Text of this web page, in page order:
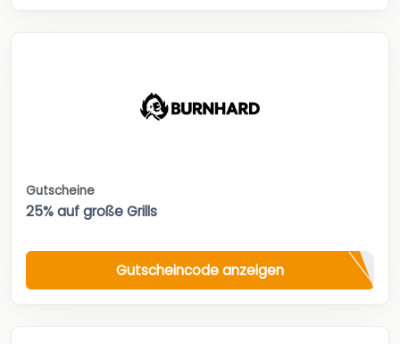
Gutscheine
25% auf große Grills
Gutscheincode anzeigen